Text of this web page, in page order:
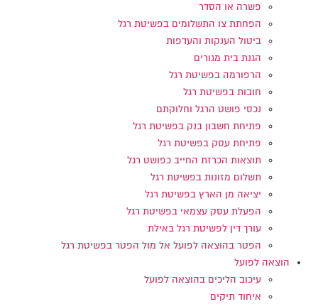
פשרה או הסדר
הפחתת צו התשלומים בפשיטת רגל
ביטול הענקות והעדפות
הגנת בית מגורים
הרפורמה בפשיטת רגל
חובות בפשיטת רגל
נכסי פושט הרגל וחלוקתם
פתיחת חשבון בנק בפשיטת רגל
פתיחת עסק בפשיטת רגל
תוצאות הכרזת החייב כפושט רגל
תשלום מזונות בפשיטת רגל
יציאה מן הארץ בפשיטת רגל
הפעלת עסק עצמאי בפשיטת רגל
עורך דין לפשיטת רגל באילת
הפטר בהוצאה לפועל אל מול הפטר בפשיטת רגל
הוצאה לפועל
עיכוב הליכים בהוצאה לפועל
איחוד תיקים